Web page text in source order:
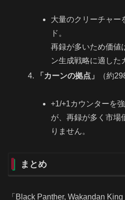
大量のクリーチャー
ド。
再録が多いため価値
ン生成戦略に適した
「カーンの拠点」
（約
+1/+1カウンターを
が、再録が多く市場
りません。
まとめ
「Black Panther, Wakandan